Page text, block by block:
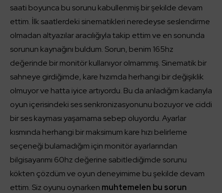
saati boyunca bu sorunu kabullenmiş bir şekilde devam
ettim. İlk saatlerdeki sinematikleri neredeyse seslendirme
olmadan altyazılar aracılığıyla takip ettim ve en sonunda
sorunun kaynağını buldum. Sorun, benim 165hz
değerinde bir monitör kullanıyor olmammış. Sinematik bir
sahneye girdiğimde, kare hızımda herhangi bir değişiklik
olmuyor ve hatta iyice artıyordu. Bu da anladığım kadarıyla
oyun içerisindeki ses senkronizasyonunu bozuyor ve ciddi
bir ses kayması yaşamama sebep oluyordu. Ayarlar
kısmında herhangi bir maksimum kare hızı belirleme
seçeneği bulamadığım için monitör ayarlarından
bilgisayarımı 60hz değerine sabitlediğimde sorunu
kökten çözdüm ve oyun deneyimime bu şekilde devam
ettim. Siz oyunu oynarken muhtemelen bu sorun